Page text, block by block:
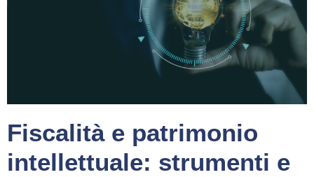
Fiscalità e patrimonio
intellettuale: strumenti e